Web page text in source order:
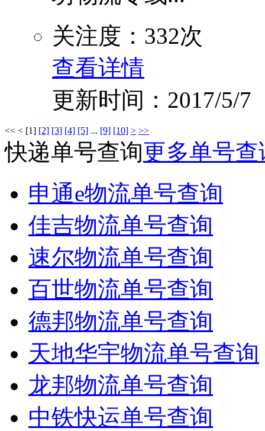
关注度：332次
查看详情
更新时间：2017/5/7
<< < [1] [2] [3] [4] [5] ... [9] [10] > >>
快递单号查询更多单号查
申通e物流单号查询
佳吉物流单号查询
速尔物流单号查询
百世物流单号查询
德邦物流单号查询
天地华宇物流单号查询
龙邦物流单号查询
中铁快运单号查询